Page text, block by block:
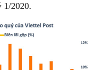
1/2020.